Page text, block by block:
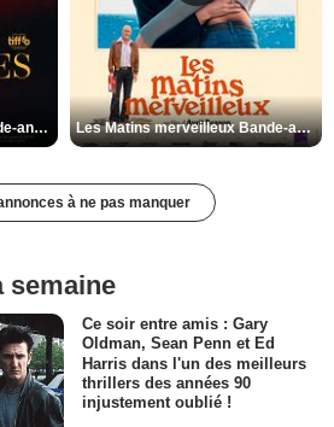
Les Silences de Riyad Bande-annonce VO STFR Les Matins merveilleux Bande-annonce VF
à ne pas manquer
semaine
Ce soir entre amis : Gary
Oldman, Sean Penn et Ed
Harris dans l'un des meilleurs
thrillers des années 90
injustement oublié !